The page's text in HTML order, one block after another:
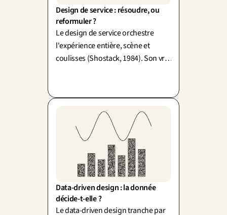
Design de service : résoudre, ou
reformuler ?
Le design de service orchestre
l'expérience entière, scène et
coulisses (Shostack, 1984). Son vrai
Data-driven design : la donnée
décide-t-elle ?
Le data-driven design tranche par